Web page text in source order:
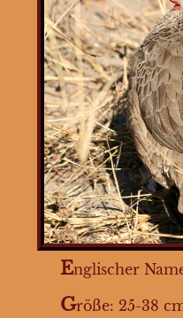
Laufvögel
Frankoline
Rotkehlfrankolin
Rackenvögel
Regenpfeifervögel
Hühnervögel
Sperlingsvögel
Rabenvögel
Taubenvögel
Englischer
Größe: 25-38